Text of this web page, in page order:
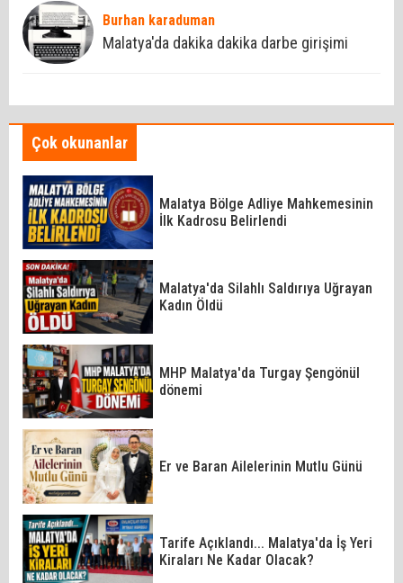
Burhan karaduman
Malatya'da dakika dakika darbe girişimi
Çok okunanlar
Malatya Bölge Adliye Mahkemesinin
İlk Kadrosu Belirlendi
Malatya'da Silahlı Saldırıya Uğrayan
Kadın Öldü
MHP Malatya'da Turgay Şengönül
dönemi
Er ve Baran Ailelerinin Mutlu Günü
Tarife Açıklandı... Malatya'da İş Yeri
Kiraları Ne Kadar Olacak?